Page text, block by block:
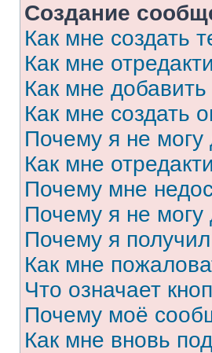
Создание
Как мне создать
Как мне
Как мне
Как мне создать
Почему я не могу
Как мне
Почему мне
Почему я не могу
Почему я
Как мне
Что означает
Почему моё
Как мне вновь